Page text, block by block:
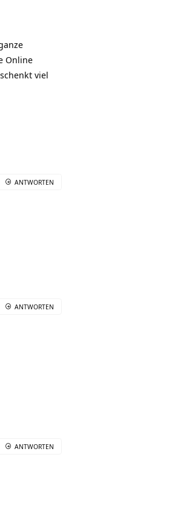
Online
viel
ANTWORTEN
ANTWORTEN
ANTWORTEN